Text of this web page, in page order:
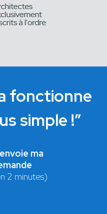
fonctionne
simple !”
ma
2 minutes)